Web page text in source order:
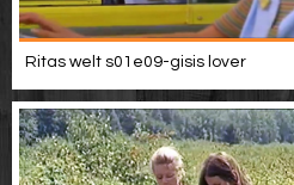
Ritas welt s01e09-gisis lover